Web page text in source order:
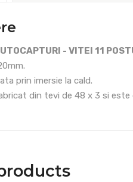
- VITEI 11
prin imersie la cald.
din tevi de 48 x 3 si